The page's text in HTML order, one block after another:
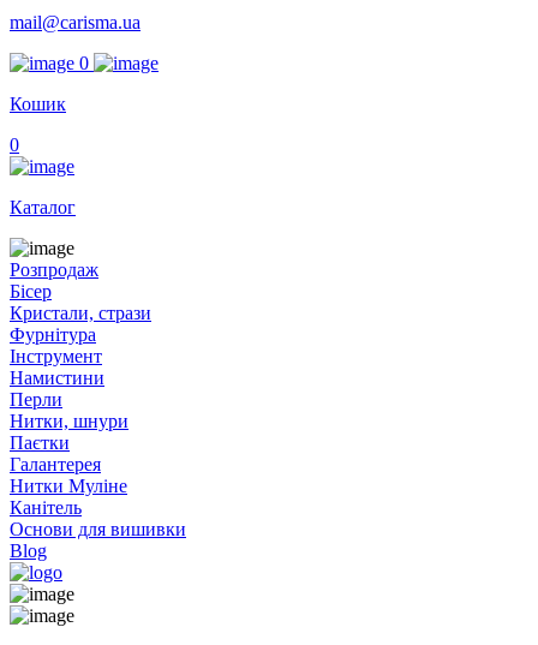
mail@carisma.ua
0
Кошик
0
Каталог
Розпродаж
Бісер
Кристали, стрази
Фурнітура
Інструмент
Намистини
Перли
Нитки, шнури
Паєтки
Галантерея
Нитки Муліне
Канітель
Основи для вишивки
Blog